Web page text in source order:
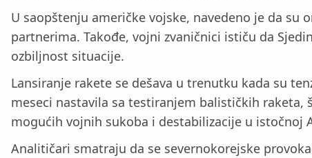
U saopštenju američke vojske, navedeno je da
partnerima. Takođe, vojni zvaničnici ističu da
ozbiljnost situacije.
Lansiranje rakete se dešava u trenutku kada su
meseci nastavila sa testiranjem balističkih raketa,
mogućih vojnih sukoba i destabilizacije u istočnoj
Analitičari smatraju da se severnokorejske